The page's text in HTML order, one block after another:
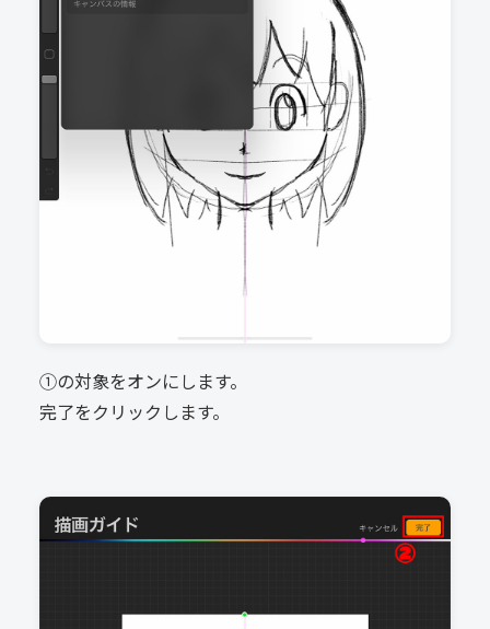
①の対象をオンにします。
完了をクリックします。